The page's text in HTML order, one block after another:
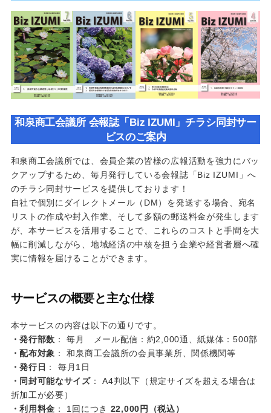
和泉商工会議所 会報誌「Biz IZUMI」チラシ同封サー
ビスのご案内
和泉商工会議所では、会員企業の皆様の広報活動を強力にバッ
クアップするため、毎月発行している会報誌「Biz IZUMI」へ
のチラシ同封サービスを提供しております！
自社で個別にダイレクトメール（DM）を発送する場合、宛名
リストの作成や封入作業、そして多額の郵送料金が発生します
が、本サービスを活用することで、これらのコストと手間を大
幅に削減しながら、地域経済の中核を担う企業や経営者層へ確
実に情報を届けることができます。
サービスの概要と主な仕様
本サービスの内容は以下の通りです。
・発行部数 ： 毎月 メール配信：約2,000通、紙媒体：500部
・配布対象 ： 和泉商工会議所の会員事業所、関係機関等
・発行日 ： 毎月1日
・同封可能なサイズ： A4判以下（規定サイズを超える場合は
折加工が必要）
・利用料金 ： 1回につき 22,000円（税込）